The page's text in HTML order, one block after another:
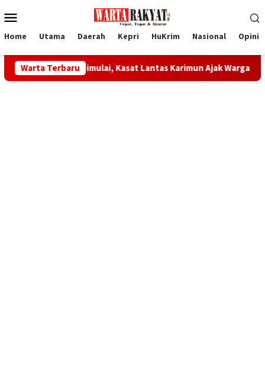
ke
Mobile
Home Utama Daerah Kepri HuKrim Nasional Opini
Warta Terbaru
Dimulai, Kasat Lantas Karimun Ajak Warga Manfaatkan